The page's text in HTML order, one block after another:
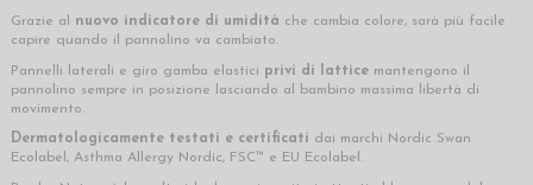
Grazie al nuovo indicatore di umidità che cambia colore, sarà più facile
capire quando il pannolino va cambiato.
Pannelli laterali e giro gamba elastici privi di lattice mantengono il
pannolino sempre in posizione lasciando al bambino massima libertà di
movimento.
Dermatologicamente testati e certificati dai marchi Nordic Swan
Ecolabel, Asthma Allergy Nordic, FSC™ e EU Ecolabel.